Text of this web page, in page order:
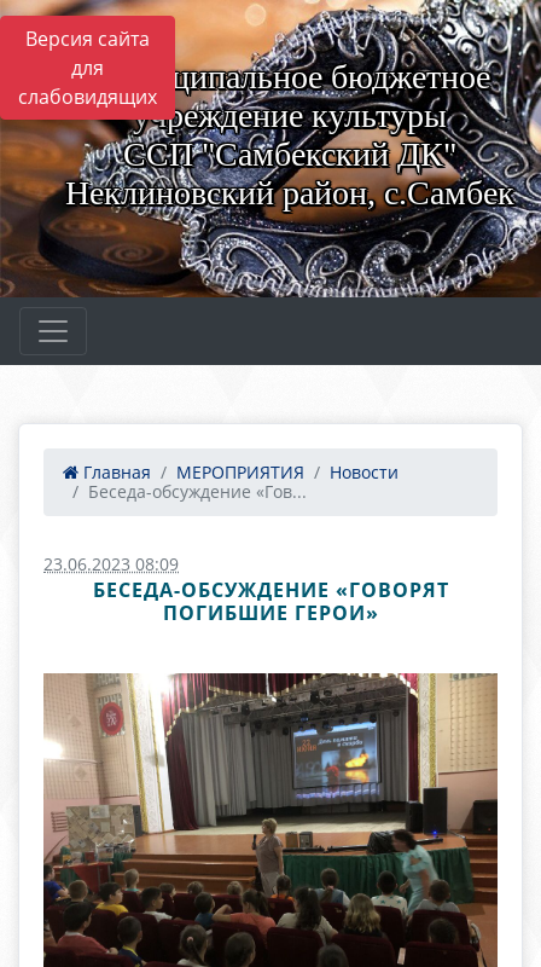
Версия сайта
для
слабовидящих
Муниципальное бюджетное
учреждение культуры
ССП "Самбекский ДК"
Неклиновский район, с.Самбек
Главная МЕРОПРИЯТИЯ
Новости
Беседа-обсуждение «Гов...
23.06.2023 08:09
БЕСЕДА-ОБСУЖДЕНИЕ «ГОВОРЯТ
ПОГИБШИЕ ГЕРОИ»